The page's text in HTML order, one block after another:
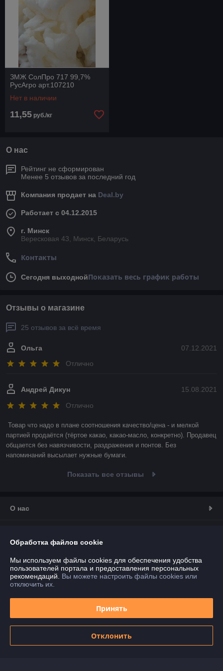
ЗМЖ СолПро 717 99,7%
РусАгро арт.107210
Нет в наличии
11,55 руб./кг
О нас
Рейтинг не сформирован
Менее 5 отзывов за последний год
Компания продает на Deal.by
Работает с 04.12.2015
г. Минск
Вересковая 43, Минск, Беларусь
Контакты
Сегодня выходнойПоказать весь график работы
Отзывы о магазине
25 отзывов за всё время
07.12.2021
Ольга
Отлично
15.08.2021
Андрей Дикун
Отлично
Товар что надо в плане соотношения качество/цена - и мелкой
партией продаётся (тёртое какао, какао-масло, конкретно). Продавец
общается без навязчивости, раздражения и понтов. Без
напоминаний высылает нужные бумаги.
Показать все отзывы
О нас
График работы
Полная версия сайта
Политика обработки cookies
Обработка файлов cookie
Мы используем файлы cookies для обеспечения удобства
пользователей портала и предоставления персональных
рекомендаций. Вы можете настроить файлы cookies или
отключить их.
Принять
Отклонить